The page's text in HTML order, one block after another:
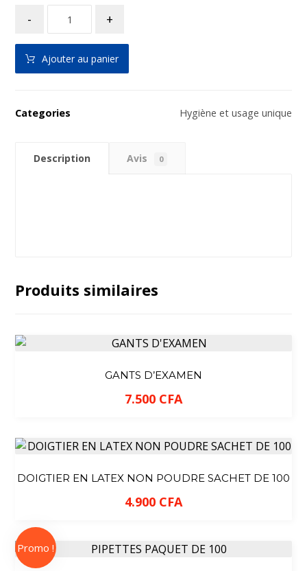
- +
Ajouter au panier
Categories Hygiène et usage unique
Description Avis 0
Produits similaires
GANTS D’EXAMEN
7.500 CFA
DOIGTIER EN LATEX NON POUDRE SACHET DE 100
4.900 CFA
Promo !